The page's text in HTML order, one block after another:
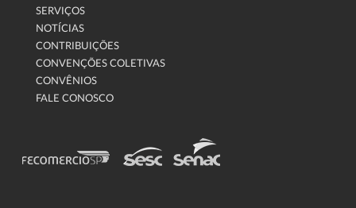
SERVIÇOS
NOTÍCIAS
CONTRIBUIÇÕES
CONVENÇÕES COLETIVAS
CONVÊNIOS
FALE CONOSCO